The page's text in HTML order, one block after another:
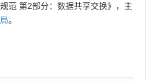
委员会
范 第2部分：数据共享交换》，主
。